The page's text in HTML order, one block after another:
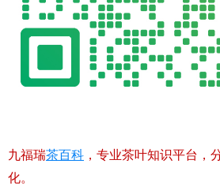
九福瑞茶百科 ，专业茶叶知识平台，
化。